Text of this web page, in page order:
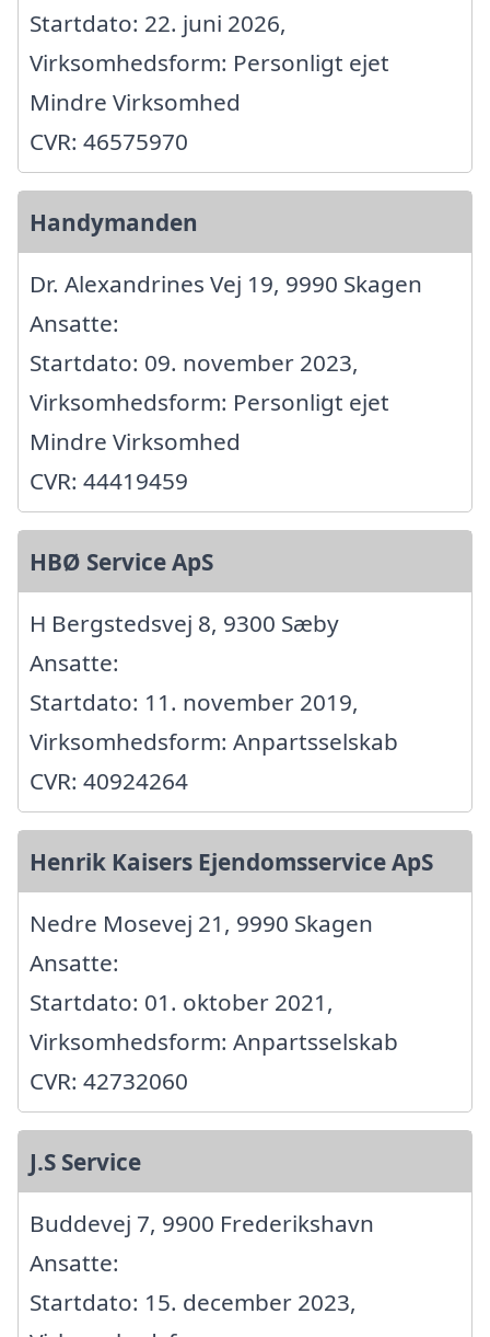
Startdato: 22. juni 2026,
Virksomhedsform: Personligt ejet
Mindre Virksomhed
CVR: 46575970
Handymanden
Dr. Alexandrines Vej 19, 9990 Skagen
Ansatte:
Startdato: 09. november 2023,
Virksomhedsform: Personligt ejet
Mindre Virksomhed
CVR: 44419459
HBØ Service ApS
H Bergstedsvej 8, 9300 Sæby
Ansatte:
Startdato: 11. november 2019,
Virksomhedsform: Anpartsselskab
CVR: 40924264
Henrik Kaisers Ejendomsservice ApS
Nedre Mosevej 21, 9990 Skagen
Ansatte:
Startdato: 01. oktober 2021,
Virksomhedsform: Anpartsselskab
CVR: 42732060
J.S Service
Buddevej 7, 9900 Frederikshavn
Ansatte:
Startdato: 15. december 2023,